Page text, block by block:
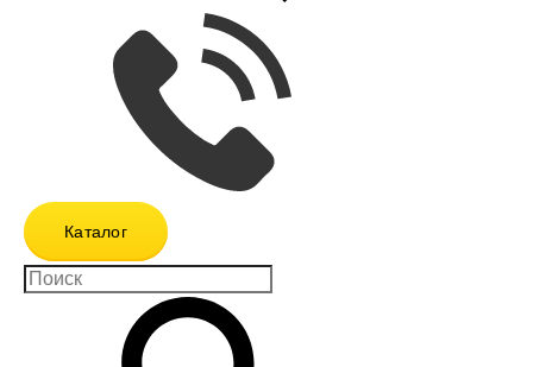
Каталог